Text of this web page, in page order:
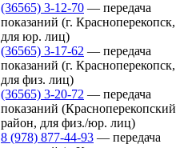
(36565) 3-12-70 — передача
показаний (г. Красноперекопск,
для юр. лиц)
(36565) 3-17-62 — передача
показаний (г. Красноперекопск,
для физ. лиц)
(36565) 3-20-72 — передача
показаний (Красноперекопский
район, для физ./юр. лиц)
8 (978) 877-44-93 — передача